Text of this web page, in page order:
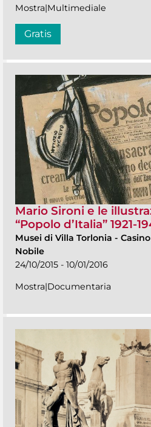
Mostra|Multimediale
Gratis
Mario Sironi e le
“Popolo d’Italia” 1921-
Musei di Villa Torlonia -
Nobile
24/10/2015 - 10/01/2016
Mostra|Documentaria